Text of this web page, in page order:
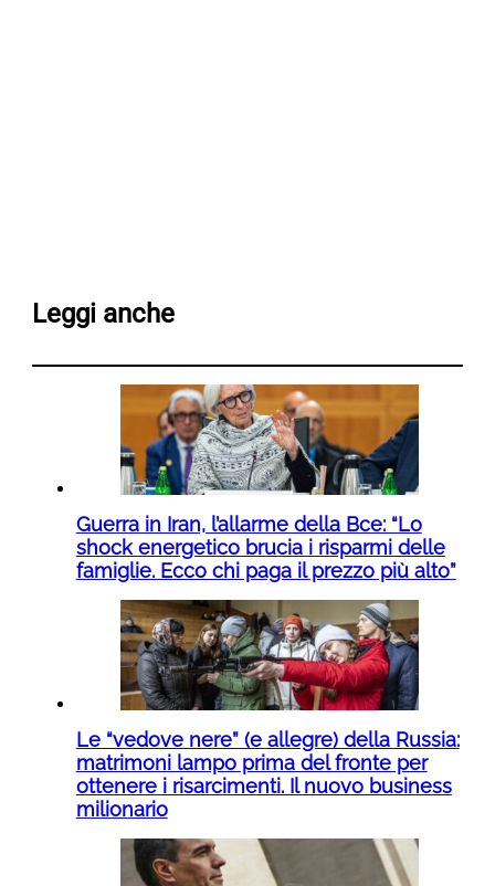
Leggi anche
Guerra in Iran, l’allarme della Bce: “Lo
shock energetico brucia i risparmi delle
famiglie. Ecco chi paga il prezzo più alto”
Le “vedove nere” (e allegre) della Russia:
matrimoni lampo prima del fronte per
ottenere i risarcimenti. Il nuovo business
milionario